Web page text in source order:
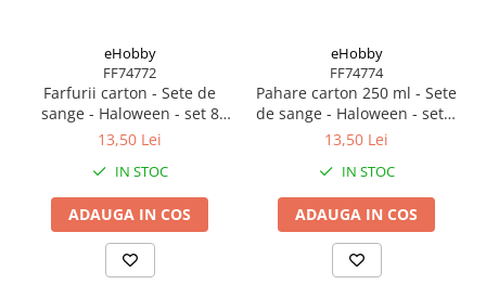
eHobby
FF74772
Farfurii carton - Sete de
sange - Haloween - set 8
bucati
13,50 Lei
IN STOC
ADAUGA IN COS
eHobby
FF74774
Pahare carton 250 ml - Sete
de sange - Haloween - set 8
bucati
13,50 Lei
IN STOC
ADAUGA IN COS